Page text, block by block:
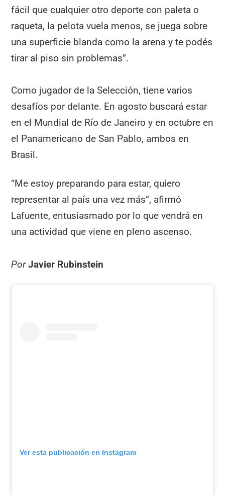
fácil que cualquier otro deporte con paleta o
raqueta, la pelota vuela menos, se juega sobre
una superficie blanda como la arena y te podés
tirar al piso sin problemas”.
Como jugador de la Selección, tiene varios
desafíos por delante. En agosto buscará estar
en el Mundial de Río de Janeiro y en octubre en
el Panamericano de San Pablo, ambos en
Brasil.
“Me estoy preparando para estar, quiero
representar al país una vez más”, afirmó
Lafuente, entusiasmado por lo que vendrá en
una actividad que viene en pleno ascenso.
Por Javier Rubinstein
Ver esta publicación en Instagram